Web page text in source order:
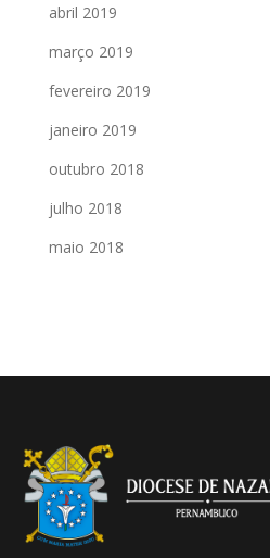
abril 2019
março 2019
fevereiro 2019
janeiro 2019
outubro 2018
julho 2018
maio 2018